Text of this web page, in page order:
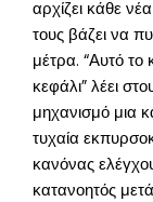
αρχίζει κάθε
τους βάζει να
μέτρα. “Αυτό το
κεφάλι” λέει
μηχανισμό μια
τυχαία
κανόνας
κατανοητός